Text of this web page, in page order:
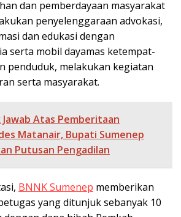
dan pemberdayaan masyarakat
penyelenggaraan advokasi,
dan edukasi dengan
serta mobil dayamas ketempat-
penduduk, melakukan kegiatan
serta masyarakat.
Jawab Atas Pemberitaan
Matanair, Bupati Sumenep
Putusan Pengadilan
BNNK Sumenep memberikan
yang ditunjuk sebanyak 10